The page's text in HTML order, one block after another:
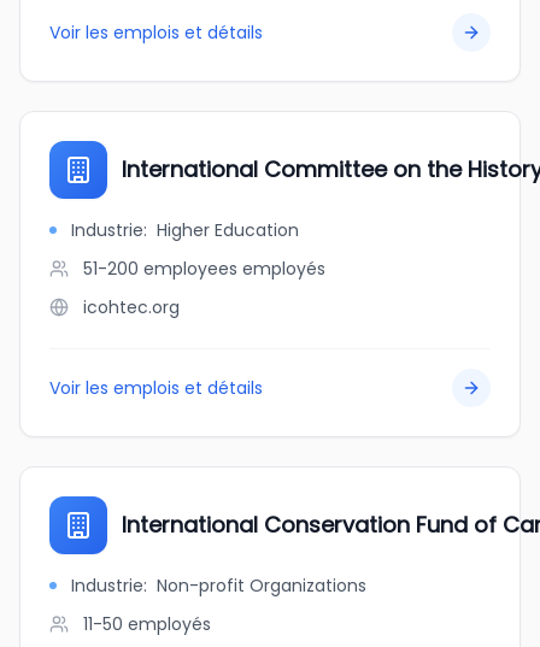
Voir les emplois et détails
International Committee on the
Industrie: Higher Education
51-200 employees employés
icohtec.org
Voir les emplois et détails
International Conservation Fund of
Industrie: Non-profit Organizations
11-50 employés